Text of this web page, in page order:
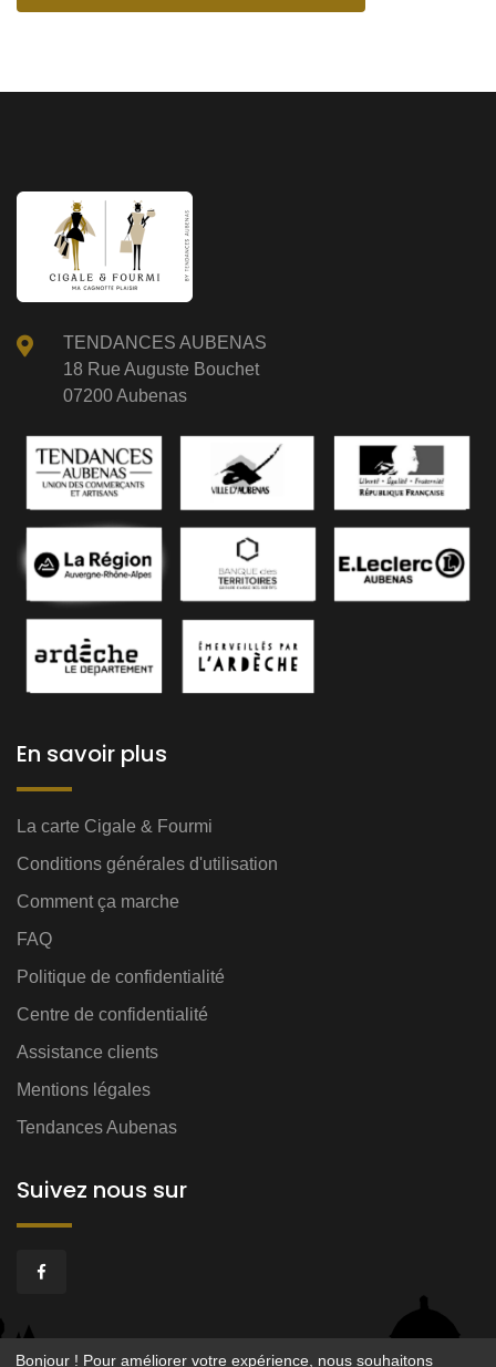
TENDANCES AUBENAS
18 Rue Auguste Bouchet
07200 Aubenas
En savoir plus
La carte Cigale & Fourmi
Conditions générales d'utilisation
Comment ça marche
FAQ
Politique de confidentialité
Centre de confidentialité
Assistance clients
Mentions légales
Tendances Aubenas
Suivez nous sur
Bonjour ! Pour améliorer votre expérience, nous souhaitons